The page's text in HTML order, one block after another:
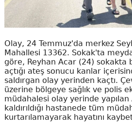
Olay, 24 Temmuz'da merkez
Mahallesi 13362. Sokak'ta
göre, Reyhan Acar (24) sokakta
açtığı ateş sonucu kanlar
saldırgan olay yerinden kaçtı.
üzerine bölgeye sağlık ve polis
müdahalesi olay yerinde
kaldırıldığı hastanede tüm
kurtarılamayarak hayatını